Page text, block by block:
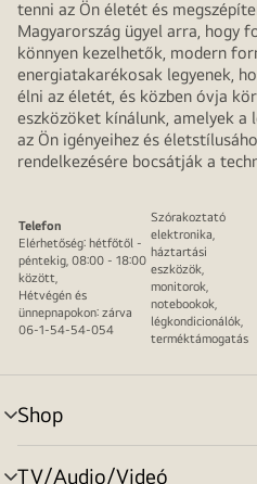
tenni az Ön életét és
Magyarország ügyel arra, hogy
könnyen kezelhetők, modern
energiatakarékosak legyenek,
élni az életét, és közben óvja
eszközöket kínálunk, amelyek a
az Ön igényeihez és
rendelkezésére bocsátják a
Telefon
Elérhetőség: hétfőtől -
péntekig, 08:00 - 18:00
között,
Hétvégén és
ünnepnapokon: zárva
06-1-54-54-054
Szórakoztató
elektronika,
háztartási
eszközök,
monitorok,
notebookok,
légkondicionálók,
terméktámogatás
Shop
menu
toggle
TV/Audio/Videó